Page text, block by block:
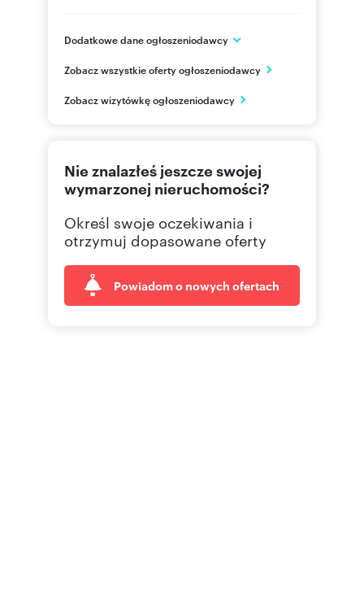
Dodatkowe dane ogłoszeniodawcy
Płock
PL
691014 Pokaż telefon
Zobacz wszystkie oferty ogłoszeniodawcy
Zobacz wizytówkę ogłoszeniodawcy
Nie znalazłeś jeszcze swojej
wymarzonej nieruchomości?
Określ swoje oczekiwania i
otrzymuj dopasowane oferty
Powiadom o nowych ofertach